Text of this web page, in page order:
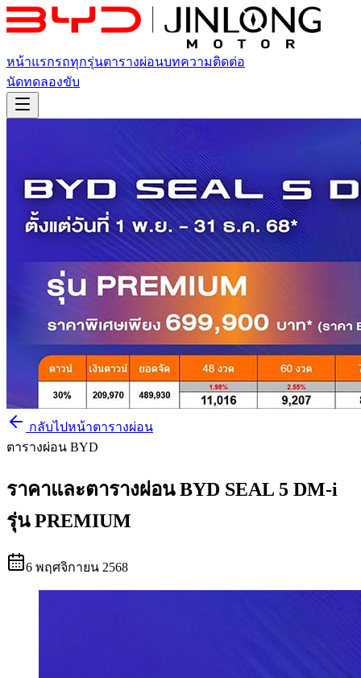
หน้าแรกรถทุกรุ่นตารางผ่อนบทความติดต่อ
นัดทดลองขับ
กลับไปหน้าตารางผ่อน
ตารางผ่อน BYD
ราคาและตารางผ่อน BYD SEAL 5 DM-i
รุ่น PREMIUM
6 พฤศจิกายน 2568